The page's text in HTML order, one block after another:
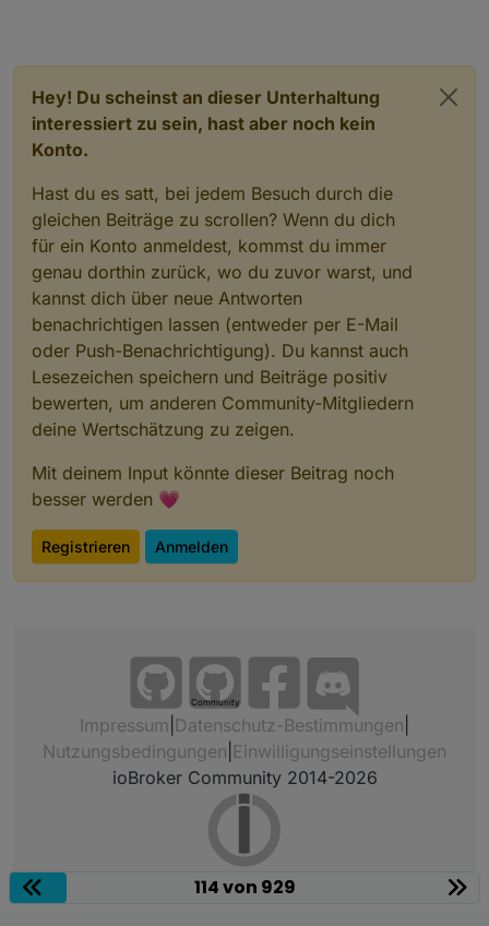
Hey! Du scheinst an dieser Unterhaltung
interessiert zu sein, hast aber noch kein
Konto.
Hast du es satt, bei jedem Besuch durch die
gleichen Beiträge zu scrollen? Wenn du dich
für ein Konto anmeldest, kommst du immer
genau dorthin zurück, wo du zuvor warst, und
kannst dich über neue Antworten
benachrichtigen lassen (entweder per E-Mail
oder Push-Benachrichtigung). Du kannst auch
Lesezeichen speichern und Beiträge positiv
bewerten, um anderen Community-Mitgliedern
deine Wertschätzung zu zeigen.
Mit deinem Input könnte dieser Beitrag noch
besser werden 💗
Registrieren Anmelden
Community
Impressum Datenschutz-Bestimmungen
Nutzungsbedingungen Einwilligungseinstellungen
ioBroker Community 2014-2026
114 von 929